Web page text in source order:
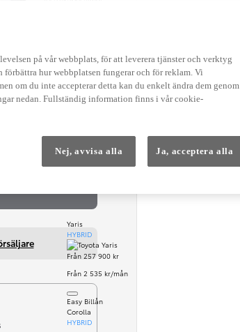
Från 569 900 kr
Från 3 958 kr/mån
Yaris
HYBRID
Från 257 900 kr
Från 2 535 kr/mån
Easy Billån
Corolla
HYBRID
på vår webbplats, för att leverera tjänster och verktyg
hur webbplatsen fungerar och för reklam. Vi
om du inte accepterar detta kan du enkelt ändra dem genom
nedan. Fullständig information finns i vår cookie-
Nej, avvisa alla Ja, acceptera alla